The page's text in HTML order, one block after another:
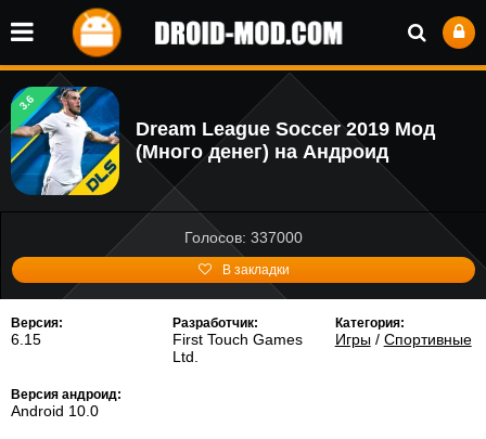
3.6
Dream League Soccer 2019 Мод
(Много денег) на Андроид
Голосов: 337000
В закладки
Версия:
6.15
Разработчик:
First Touch Games
Ltd.
Категория:
Игры/ Спортивные
Версия андроид:
Android 10.0